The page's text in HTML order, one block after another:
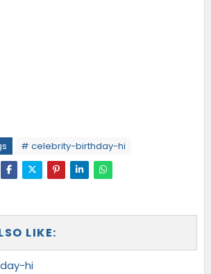
# celebrity-birthday-hi
LIKE:
hi